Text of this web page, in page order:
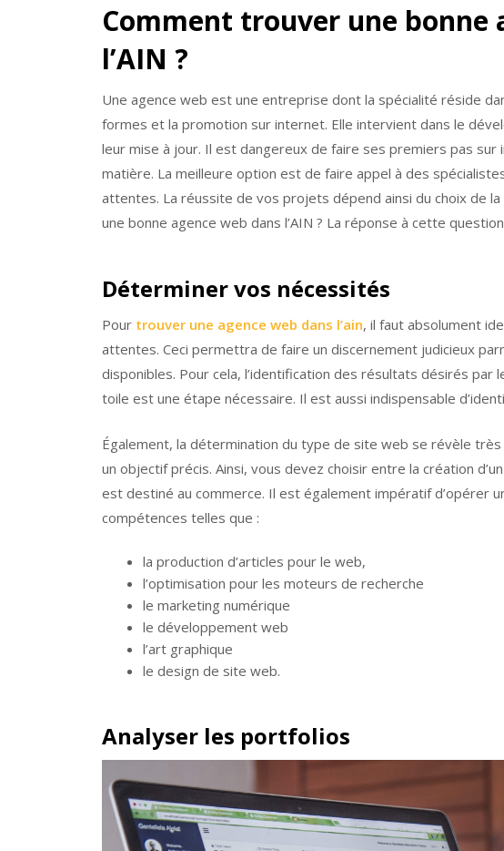
Comment trouver une bonne
l’AIN ?
Une agence web est une entreprise dont la spécialité réside
formes et la promotion sur internet. Elle intervient dans le
leur mise à jour. Il est dangereux de faire ses premiers pas sur
matière. La meilleure option est de faire appel à des
attentes. La réussite de vos projets dépend ainsi du choix de
une bonne agence web dans l’AIN ? La réponse à cette
Déterminer vos nécessités
Pour trouver une agence web dans l’ain, il faut absolument
attentes. Ceci permettra de faire un discernement judicieux
disponibles. Pour cela, l’identification des résultats désirés
toile est une étape nécessaire. Il est aussi indispensable
Également, la détermination du type de site web se révèle
un objectif précis. Ainsi, vous devez choisir entre la création
est destiné au commerce. Il est également impératif d’opérer
compétences telles que :
la production d’articles pour le web,
l’optimisation pour les moteurs de recherche
le marketing numérique
le développement web
l’art graphique
le design de site web.
Analyser les portfolios